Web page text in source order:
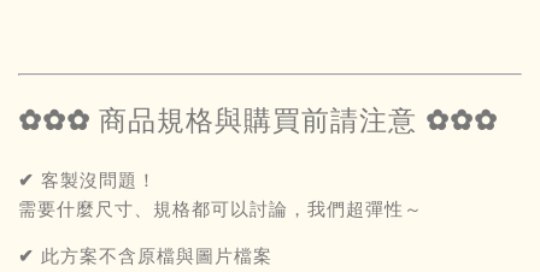
✿✿✿ 商品規格與購買前請注意 ✿✿✿
✔ 客製沒問題！
需要什麼尺寸、規格都可以討論，我們超彈性～
✔ 此方案不含原檔與圖片檔案